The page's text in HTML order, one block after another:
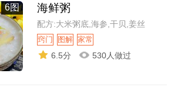
6图 海鲜粥
配方:大米粥底,海参,干贝,姜丝
窍门 图解 家常
6.5分 530人做过